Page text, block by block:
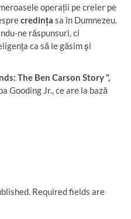
operații pe creier pe
credința sa în Dumnezeu.
ne răspunsuri, ci
ca să le găsim şi
The Ben Carson Story “,
Gooding Jr., ce are la bază
Required fields are